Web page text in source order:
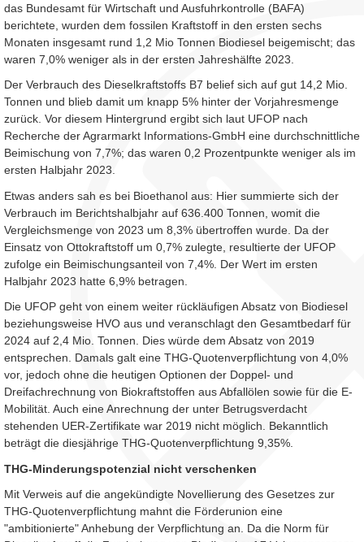
das Bundesamt für Wirtschaft und Ausfuhrkontrolle (BAFA)
berichtete, wurden dem fossilen Kraftstoff in den ersten sechs
Monaten insgesamt rund 1,2 Mio Tonnen Biodiesel beigemischt; das
waren 7,0% weniger als in der ersten Jahreshälfte 2023.
Der Verbrauch des Dieselkraftstoffs B7 belief sich auf gut 14,2 Mio.
Tonnen und blieb damit um knapp 5% hinter der Vorjahresmenge
zurück. Vor diesem Hintergrund ergibt sich laut UFOP nach
Recherche der Agrarmarkt Informations-GmbH eine durchschnittliche
Beimischung von 7,7%; das waren 0,2 Prozentpunkte weniger als im
ersten Halbjahr 2023.
Etwas anders sah es bei Bioethanol aus: Hier summierte sich der
Verbrauch im Berichtshalbjahr auf 636.400 Tonnen, womit die
Vergleichsmenge von 2023 um 8,3% übertroffen wurde. Da der
Einsatz von Ottokraftstoff um 0,7% zulegte, resultierte der UFOP
zufolge ein Beimischungsanteil von 7,4%. Der Wert im ersten
Halbjahr 2023 hatte 6,9% betragen.
Die UFOP geht von einem weiter rückläufigen Absatz von Biodiesel
beziehungsweise HVO aus und veranschlagt den Gesamtbedarf für
2024 auf 2,4 Mio. Tonnen. Dies würde dem Absatz von 2019
entsprechen. Damals galt eine THG-Quotenverpflichtung von 4,0%
vor, jedoch ohne die heutigen Optionen der Doppel- und
Dreifachrechnung von Biokraftstoffen aus Abfallölen sowie für die E-
Mobilität. Auch eine Anrechnung der unter Betrugsverdacht
stehenden UER-Zertifikate war 2019 nicht möglich. Bekanntlich
beträgt die diesjährige THG-Quotenverpflichtung 9,35%.
THG-Minderungspotenzial nicht verschenken
Mit Verweis auf die angekündigte Novellierung des Gesetzes zur
THG-Quotenverpflichtung mahnt die Förderunion eine
"ambitionierte" Anhebung der Verpflichtung an. Da die Norm für